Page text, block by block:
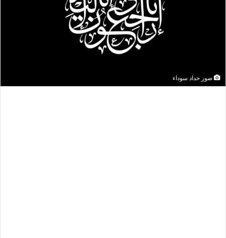
صور حداد سوداء